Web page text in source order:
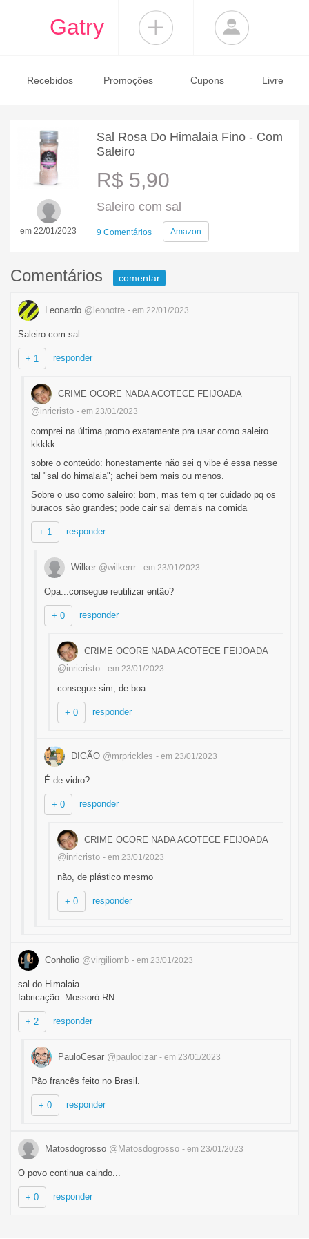
Gatry
Recebidos Promoções Cupons Livre
em 22/01/2023
Sal Rosa Do Himalaia Fino - Com
Saleiro
R$ 5,90
Saleiro com sal
9 Comentários Amazon
Comentários comentar
Leonardo @leonotre - em 22/01/2023
Saleiro com sal
+ 1 responder
CRIME OCORE NADA ACOTECE FEIJOADA
@inricristo - em 23/01/2023
comprei na última promo exatamente pra usar como saleiro
kkkkk
sobre o conteúdo: honestamente não sei q vibe é essa nesse
tal "sal do himalaia"; achei bem mais ou menos.
Sobre o uso como saleiro: bom, mas tem q ter cuidado pq os
buracos são grandes; pode cair sal demais na comida
+ 1 responder
Wilker @wilkerrr - em 23/01/2023
Opa...consegue reutilizar então?
+ 0 responder
CRIME OCORE NADA ACOTECE FEIJOADA
@inricristo - em 23/01/2023
consegue sim, de boa
+ 0 responder
DIGÃO @mrprickles - em 23/01/2023
É de vidro?
+ 0 responder
CRIME OCORE NADA ACOTECE FEIJOADA
@inricristo - em 23/01/2023
não, de plástico mesmo
+ 0 responder
Conholio @virgiliomb - em 23/01/2023
sal do Himalaia
fabricação: Mossoró-RN
+ 2 responder
PauloCesar @paulocizar - em 23/01/2023
Pão francês feito no Brasil.
+ 0 responder
Matosdogrosso @Matosdogrosso - em 23/01/2023
O povo continua caindo...
+ 0 responder